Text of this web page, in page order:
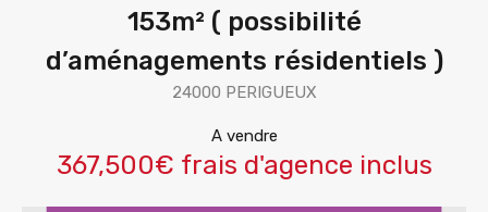
153m² ( possibilité
d’aménagements résidentiels )
24000 PERIGUEUX
A vendre
367,500€ frais d'agence inclus